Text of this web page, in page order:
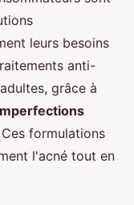
leurs besoins
anti-
grâce à
Ces formulations
l'acné tout en